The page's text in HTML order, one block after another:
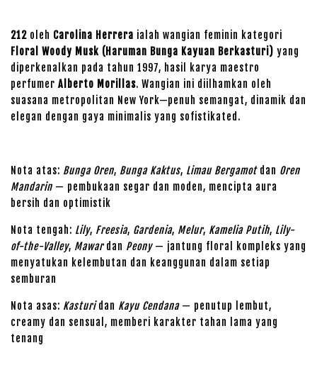
212 oleh Carolina Herrera ialah wangian feminin kategori
Floral Woody Musk (Haruman Bunga Kayuan Berkasturi) yang
diperkenalkan pada tahun 1997, hasil karya maestro
perfumer Alberto Morillas. Wangian ini diilhamkan oleh
suasana metropolitan New York—penuh semangat, dinamik dan
elegan dengan gaya minimalis yang sofistikated.
Nota atas: Bunga Oren, Bunga Kaktus, Limau Bergamotdan Oren
Mandarin — pembukaan segar dan moden, mencipta aura
bersih dan optimistik
Nota tengah: Lily, Freesia, Gardenia, Melur, Kamelia Putih, Lily-
of-the-Valley, Mawardan Peony— jantung floral kompleks yang
menyatukan kelembutan dan keanggunan dalam setiap
semburan
Nota asas: Kasturidan Kayu Cendana— penutup lembut,
creamy dan sensual, memberi karakter tahan lama yang
tenang